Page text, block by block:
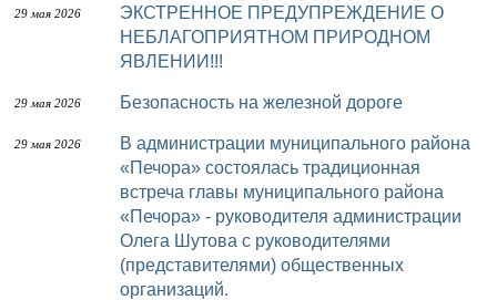
29 мая 2026
ЭКСТРЕННОЕ ПРЕДУПРЕЖДЕНИЕ О
НЕБЛАГОПРИЯТНОМ ПРИРОДНОМ
ЯВЛЕНИИ!!!
29 мая 2026 Безопасность на железной дороге
29 мая 2026
В администрации муниципального района
«Печора» состоялась традиционная
встреча главы муниципального района
«Печора» - руководителя администрации
Олега Шутова с руководителями
(представителями) общественных
организаций.